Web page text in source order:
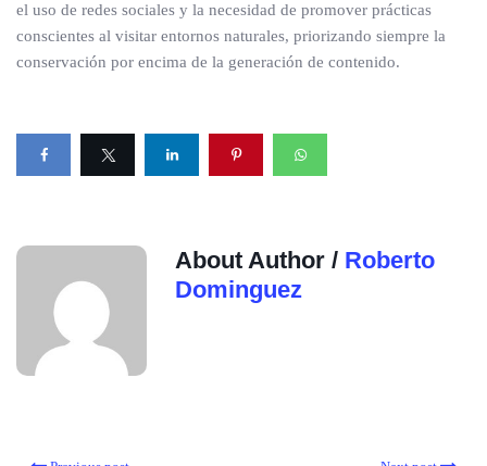
el uso de redes sociales y la necesidad de promover prácticas
conscientes al visitar entornos naturales, priorizando siempre la
conservación por encima de la generación de contenido.
About Author / Roberto
Dominguez